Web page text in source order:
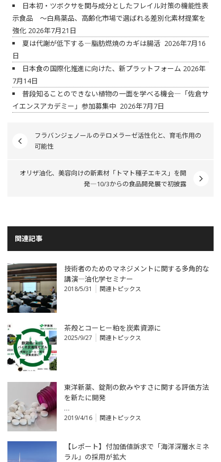
日本初・ツボクサを関与成分としたフレイル対策の機能性表
示食品 ～白鳥薬品、高齢化市場で選ばれる差別化素材提案を
強化 2026年7月21日
夏は代謝が低下する―脂肪燃焼のカギは腸活 2026年7月16
日
日本食の国際化推進に向けた、新プラットフォーム 2026年
7月14日
普段知ることのできない植物の一面を学べる機会―「佐倉サ
イエンスアカデミー」参加募集中 2026年7月7日
フラバンジェノールのテロメラーゼ活性化と、育毛作用の
可能性
オリザ油化、美容向けの新素材「トマト種子エキス」を開
発―10/3からの食品開発展で初披露
関連記事
技術者のためのマネジメントに関する多角的な
講演―油化学セミナー
2018/5/31 関連トピックス
茶殻とコーヒー粕を炭素資源に
2025/9/27 関連トピックス
東洋新薬、錠剤の飲みやすさに関する評価方法
を新たに開発
…
2019/4/16 関連トピックス
【レポート】付加価値訴求で「海洋深層水ミネ
ラル」の採用が拡大